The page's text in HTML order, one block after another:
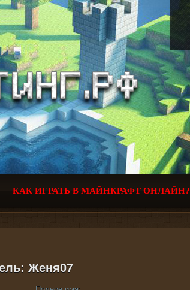
КАК ИГРАТЬ В МАЙНКРАФТ ОНЛАЙН?
Женя07